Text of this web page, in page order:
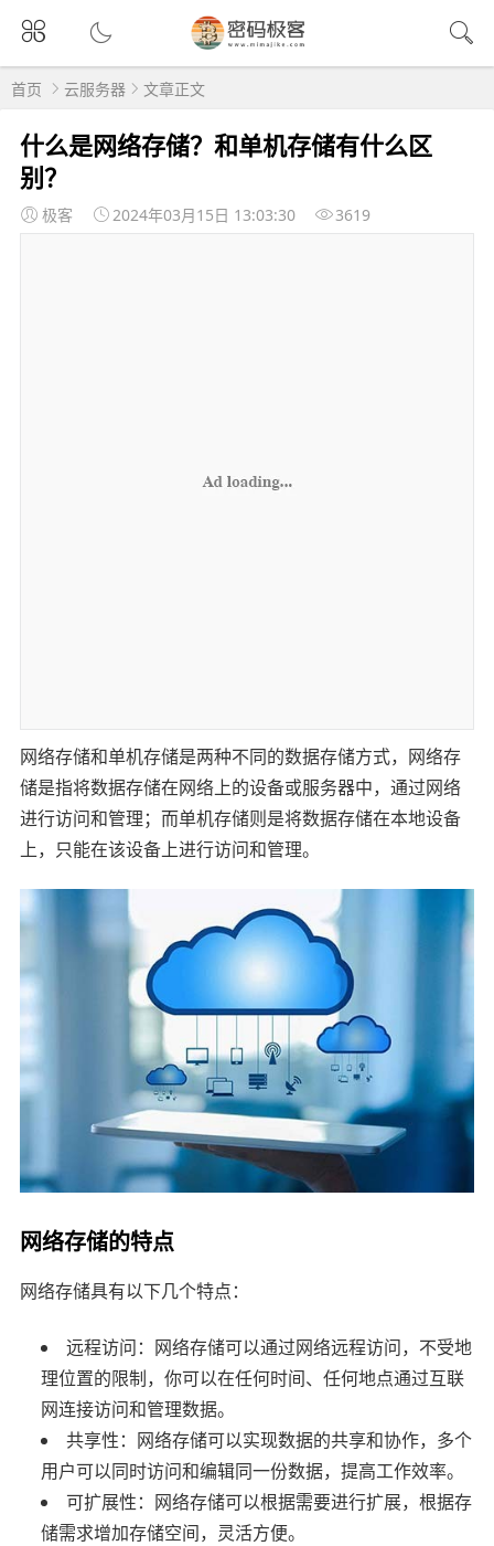
首页 云服务器 文章正文
什么是网络存储？和单机存储有什么区
别？
极客 2024年03月15日 13:03:30 3619
网络存储和单机存储是两种不同的数据存储方式，网络存
储是指将数据存储在网络上的设备或服务器中，通过网络
进行访问和管理；而单机存储则是将数据存储在本地设备
上，只能在该设备上进行访问和管理。
网络存储的特点
网络存储具有以下几个特点：
远程访问：网络存储可以通过网络远程访问，不受地
理位置的限制，你可以在任何时间、任何地点通过互联
网连接访问和管理数据。
共享性：网络存储可以实现数据的共享和协作，多个
用户可以同时访问和编辑同一份数据，提高工作效率。
可扩展性：网络存储可以根据需要进行扩展，根据存
储需求增加存储空间，灵活方便。